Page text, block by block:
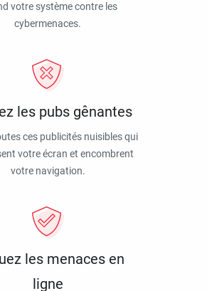
votre système contre les
cybermenaces.
les pubs gênantes
ces publicités nuisibles qui
votre écran et encombrent
votre navigation.
les menaces en
ligne